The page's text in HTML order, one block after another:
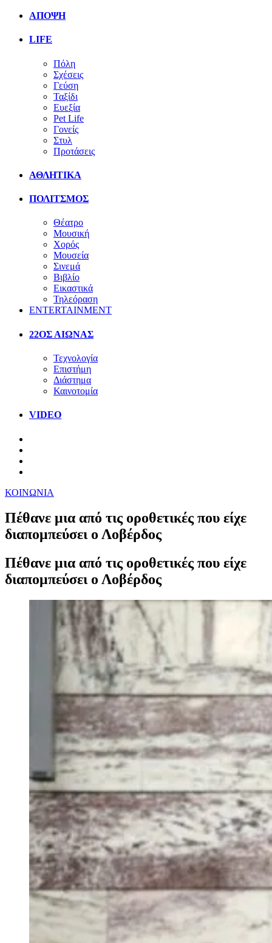
ΑΠΟΨΗ
LIFE
Πόλη
Σχέσεις
Γεύση
Ταξίδι
Ευεξία
Pet Life
Γονείς
Στυλ
Προτάσεις
ΑΘΛΗΤΙΚΑ
ΠΟΛΙΤΣΜΟΣ
Θέατρο
Μουσική
Χορός
Μουσεία
Σινεμά
Βιβλίο
Εικαστικά
Τηλεόραση
ENTERTAINMENT
22ΟΣ ΑΙΩΝΑΣ
Τεχνολογία
Επιστήμη
Διάστημα
Καινοτομία
VIDEO
ΚΟΙΝΩΝΙΑ
Πέθανε μια από τις οροθετικές που είχε
διαπομπεύσει ο Λοβέρδος
Πέθανε μια από τις οροθετικές που είχε
διαπομπεύσει ο Λοβέρδος